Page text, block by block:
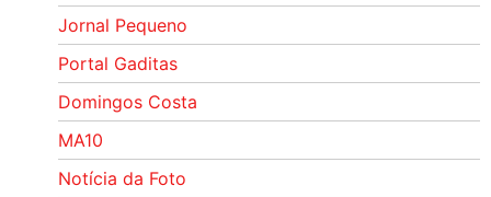
Jornal Pequeno
Portal Gaditas
Domingos Costa
MA10
Notícia da Foto